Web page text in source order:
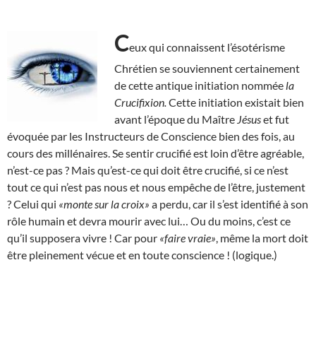
Ceux qui connaissent l’ésotérisme
Chrétien se souviennent certainement
de cette antique initiation nommée la
Crucifixion. Cette initiation existait bien
avant l’époque du Maître Jésuset fut
évoquée par les Instructeurs de Conscience bien des fois, au
cours des millénaires. Se sentir crucifié est loin d’être agréable,
n’est-ce pas ? Mais qu’est-ce qui doit être crucifié, si ce n’est
tout ce qui n’est pas nous et nous empêche de l’être, justement
? Celui qui «monte sur la croix» a perdu, car il s’est identifié à son
rôle humain et devra mourir avec lui… Ou du moins, c’est ce
qu’il supposera vivre ! Car pour «faire vraie» , même la mort doit
être pleinement vécue et en toute conscience ! (logique.)